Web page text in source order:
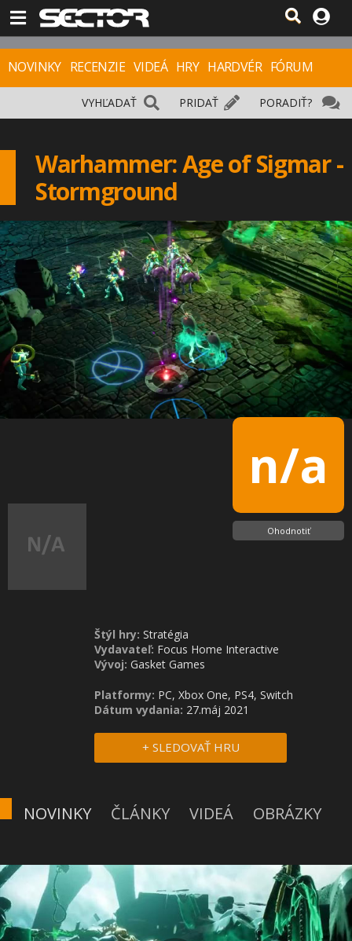
NOVINKY RECENZIE VIDEÁ HRY HARDVÉR FÓRUM
PORADIŤ?
PRIDAŤ
VYHĽADAŤ
Warhammer: Age of Sigmar -
Stormground
n/a
Ohodnotiť
Štýl hry: Stratégia
Vydavateľ: Focus Home Interactive
Vývoj: Gasket Games
Platformy: PC, Xbox One, PS4, Switch
Dátum vydania: 27.máj 2021
+ SLEDOVAŤ HRU
NOVINKY ČLÁNKY VIDEÁ OBRÁZKY